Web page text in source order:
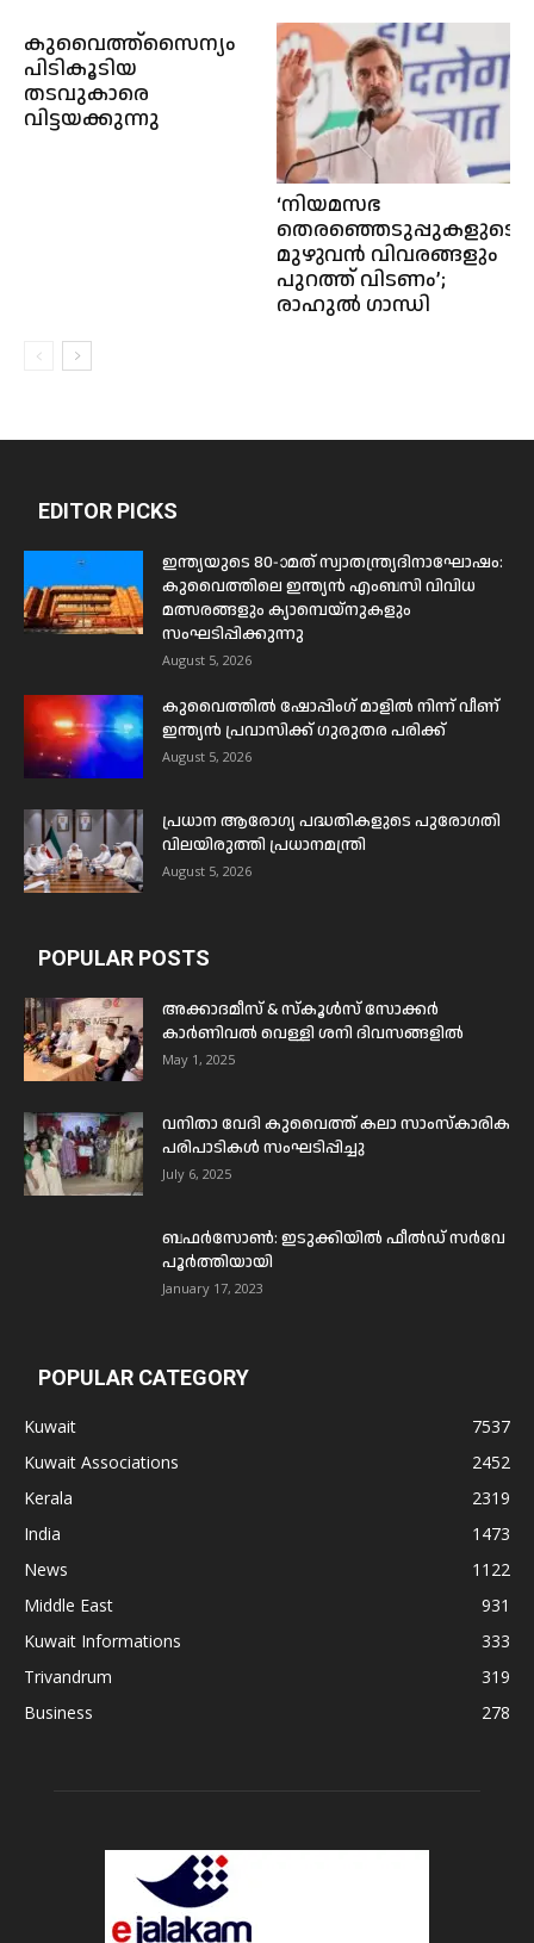
കുവൈത്ത്സൈന്യം
പിടികൂടിയ
തടവുകാരെ
വിട്ടയക്കുന്നു
‘നിയമസഭ
തെരഞ്ഞെടുപ്പുകളുടെ
മുഴുവന്‍ വിവരങ്ങളും
പുറത്ത് വിടണം’;
രാഹുല്‍ ഗാന്ധി
EDITOR PICKS
ഇന്ത്യയുടെ 80-ാമത് സ്വാതന്ത്ര്യദിനാഘോഷം:
കുവൈത്തിലെ ഇന്ത്യൻ എംബസി വിവിധ
മത്സരങ്ങളും ക്യാമ്പെയ്‌നുകളും
സംഘടിപ്പിക്കുന്നു
August 5, 2026
കുവൈത്തിൽ ഷോപ്പിംഗ് മാളിൽ നിന്ന് വീണ്
ഇന്ത്യൻ പ്രവാസിക്ക് ഗുരുതര പരിക്ക്
August 5, 2026
പ്രധാന ആരോഗ്യ പദ്ധതികളുടെ പുരോഗതി
വിലയിരുത്തി പ്രധാനമന്ത്രി
August 5, 2026
POPULAR POSTS
അക്കാദമീസ് & സ്കൂൾസ് സോക്കർ
കാർണിവൽ വെള്ളി ശനി ദിവസങ്ങളിൽ
May 1, 2025
വനിതാ വേദി കുവൈത്ത് കലാ സാംസ്കാരിക
പരിപാടികൾ സംഘടിപ്പിച്ചു
July 6, 2025
ബഫര്‍സോണ്‍: ഇടുക്കിയില്‍ ഫീല്‍ഡ് സര്‍വേ
പൂര്‍ത്തിയായി
January 17, 2023
POPULAR CATEGORY
Kuwait
7537
Kuwait Associations
2452
Kerala
2319
India
1473
News
1122
Middle East
931
Kuwait Informations
333
Trivandrum
319
Business
278